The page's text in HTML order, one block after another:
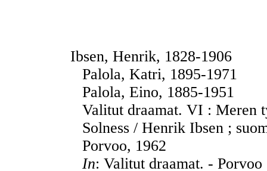
Ibsen, Henrik, 1828-1906
Palola, Katri, 1895-1971
Palola, Eino, 1885-1951
Valitut draamat. VI : Meren
Solness / Henrik Ibsen ;
Porvoo, 1962
In: Valitut draamat. -